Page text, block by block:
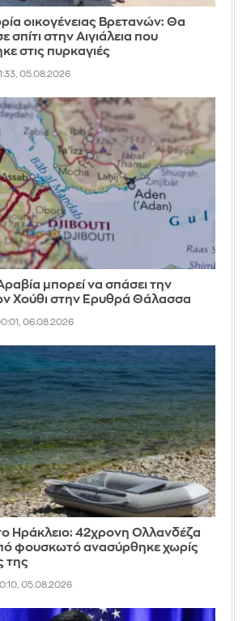
οικογένειας Βρετανών: Θα
σπίτι στην Αιγιάλεια που
στις πυρκαγιές
05.08.2026
μπορεί να σπάσει την
Χούθι στην Ερυθρά Θάλασσα
06.08.2026
Ηράκλειο: 42χρονη Ολλανδέζα
φουσκωτό ανασύρθηκε χωρίς
της
05.08.2026